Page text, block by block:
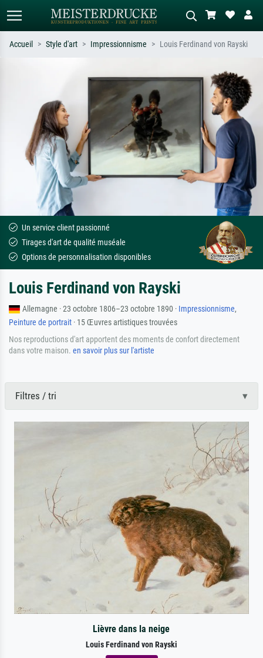
ex. Monet, Nuit étoilée,
impressionnisme, vague de Hokusai,
nu.
Décrivez la scène – ex. prairie verte,
abstrait avec beaucoup de rouge,
tableau sombre, nu debout près d'un
Accueil Style d'art Impressionnisme Louis Ferdinand von Rayski
Un service client passionné
Tirages d'art de qualité muséale
Options de personnalisation disponibles
Louis Ferdinand von Rayski
Allemagne · 23 octobre 1806–23 octobre 1890 · Impressionnisme,
Peinture de portrait · 15 Œuvres artistiques trouvées
Nos reproductions d'art apportent des moments de confort directement
dans votre maison. en savoir plus sur l'artiste
Filtres / tri
Lièvre dans la neige
Louis Ferdinand von Rayski